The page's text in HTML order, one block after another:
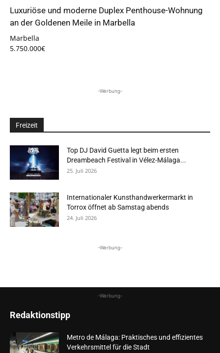
Luxuriöse und moderne Duplex Penthouse-Wohnung
an der Goldenen Meile in Marbella
Marbella
5.750.000€
-Werbung-
Freizeit
Top DJ David Guetta legt beim ersten
Dreambeach Festival in Vélez-Málaga...
25. Juli 2026
Internationaler Kunsthandwerkermarkt in
Torrox öffnet ab Samstag abends
24. Juli 2026
-Werbung-
-Werbung-
Redaktionstipp
Metro de Málaga: Praktisches und effizientes
Verkehrsmittel für die Stadt